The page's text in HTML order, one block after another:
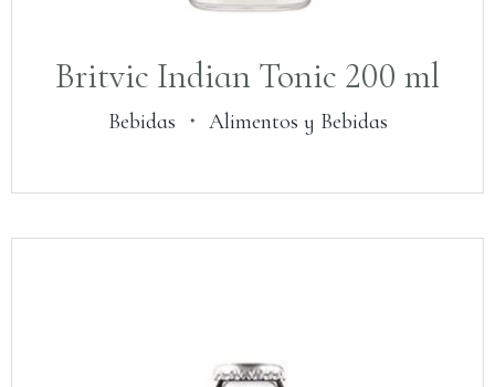
Britvic Indian Tonic 200 ml
Bebidas ・ Alimentos y Bebidas